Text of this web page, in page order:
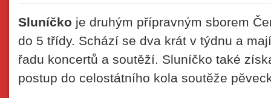
Sluníčko je druhým přípravným sborem
do 5 třídy. Schází se dva krát v týdnu a
řadu koncertů a soutěží. Sluníčko také
postup do celostátního kola soutěže